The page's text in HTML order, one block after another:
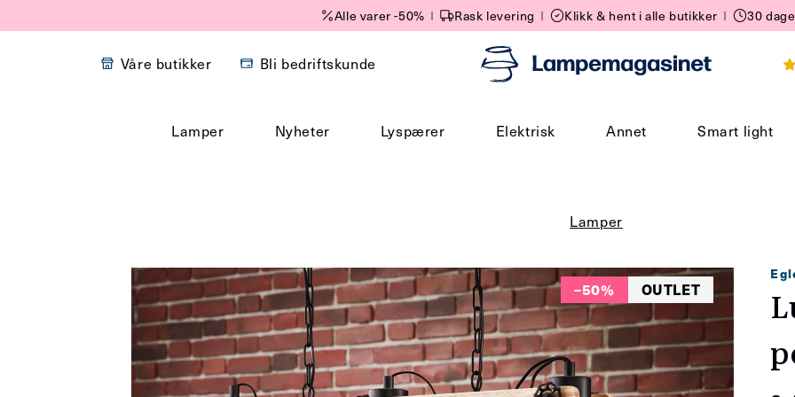
innholdet
Alle varer -50% I Rask levering I Klikk & hent i alle butikker I 30
Våre butikker Bli bedriftskunde
Lamper Nyheter Lyspærer Elektrisk Annet Smart light
Lamper
Hopp til
produktinformasjon
–50% OUTLET